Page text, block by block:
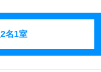
2名1室